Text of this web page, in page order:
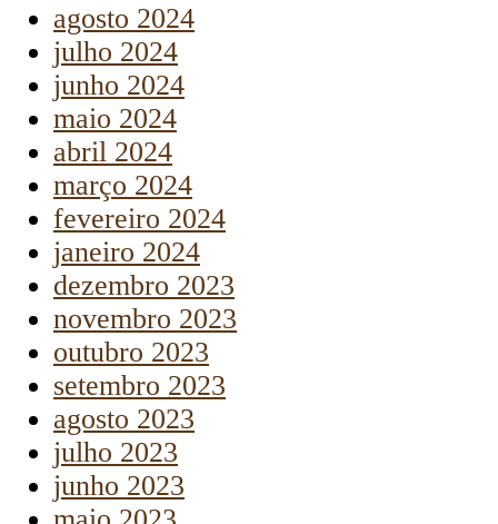
agosto 2024
julho 2024
junho 2024
maio 2024
abril 2024
março 2024
fevereiro 2024
janeiro 2024
dezembro 2023
novembro 2023
outubro 2023
setembro 2023
agosto 2023
julho 2023
junho 2023